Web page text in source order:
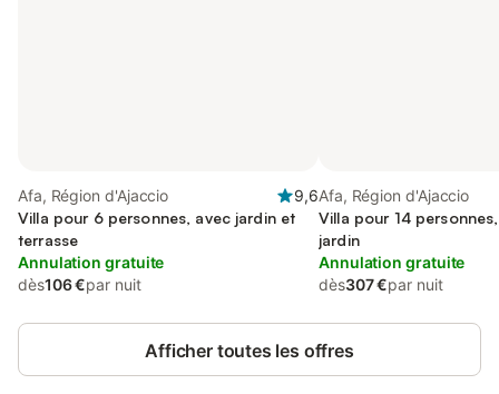
Afa, Région d'Ajaccio
9,6
Villa pour 6 personnes, avec jardin et
terrasse
Annulation gratuite
dès106 €par nuit
Afa, Région d'Ajaccio
Villa pour 14
jardin
Annulation gratuite
dès307 €par nuit
Afficher toutes les offres